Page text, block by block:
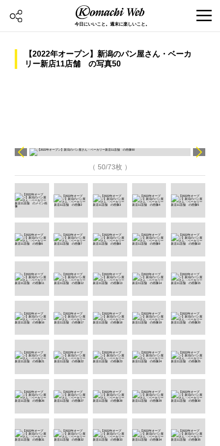
今日にいいこと。週末に楽しいこと。
【2022年オープン】新潟のパン屋さん・ベーカ
リー新店11店舗 の写真50
（ 50/73枚 ）